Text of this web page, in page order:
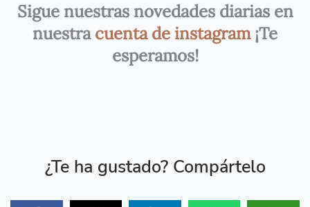
Sigue nuestras novedades diarias en
nuestracuenta de instagram¡Te
esperamos!
¿Te ha gustado? Compártelo